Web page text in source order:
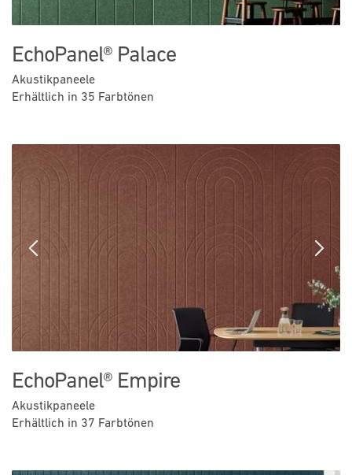
EchoPanel® Palace
Akustikpaneele
Erhältlich in 35 Farbtönen
Previous Next
EchoPanel® Empire
Akustikpaneele
Erhältlich in 37 Farbtönen